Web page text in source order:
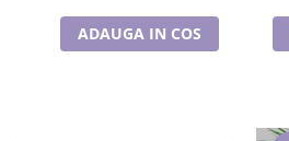
ADAUGA IN COS